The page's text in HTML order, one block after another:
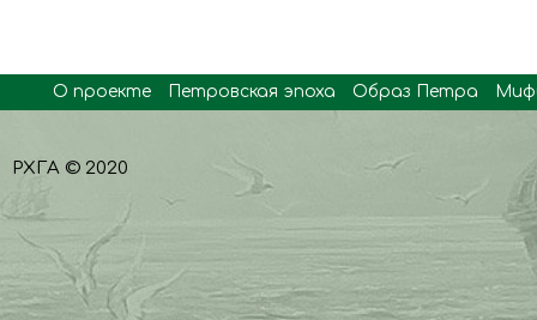
О проекте Петровская эпоха Образ Петра
РХГА © 2020